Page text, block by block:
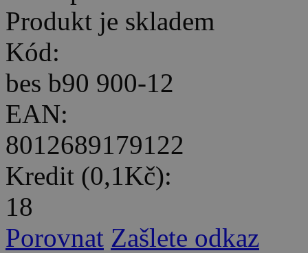
Produkt je skladem
Kód:
bes b90 900-12
EAN:
8012689179122
Kredit (0,1Kč):
18
Porovnat Zašlete odkaz